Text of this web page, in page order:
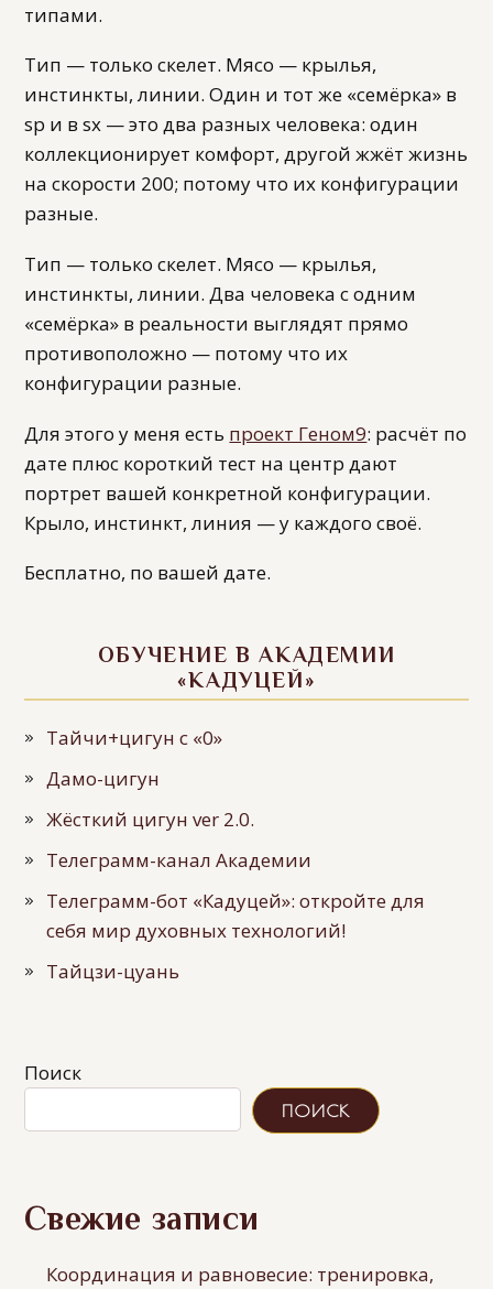
типами.
Тип — только скелет. Мясо — крылья,
инстинкты, линии. Один и тот же «семёрка» в
sp и в sx — это два разных человека: один
коллекционирует комфорт, другой жжёт жизнь
на скорости 200; потому что их конфигурации
разные.
Тип — только скелет. Мясо — крылья,
инстинкты, линии. Два человека с одним
«семёрка» в реальности выглядят прямо
противоположно — потому что их
конфигурации разные.
Для этого у меня есть проект Геном9: расчёт по
дате плюс короткий тест на центр дают
портрет вашей конкретной конфигурации.
Крыло, инстинкт, линия — у каждого своё.
Бесплатно, по вашей дате.
ОБУЧЕНИЕ В АКАДЕМИИ
«КАДУЦЕЙ»
Тайчи+цигун с «0»
Дамо-цигун
Жёсткий цигун ver 2.0.
Телеграмм-канал Академии
Телеграмм-бот «Кадуцей»: откройте для
себя мир духовных технологий!
Тайцзи-цуань
Поиск
ПОИСК
Свежие записи
Координация и равновесие: тренировка,